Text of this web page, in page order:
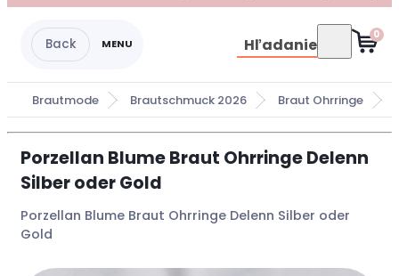
Hľadanie 0
Brautmode Brautschmuck 2026 Braut Ohrringe
Porzellan Blume Braut Ohrringe Delenn
Silber oder Gold
Porzellan Blume Braut Ohrringe Delenn Silber oder
Gold